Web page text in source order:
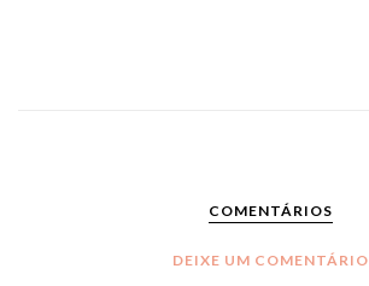
COMENTÁRIOS
DEIXE UM COMENTÁRIO